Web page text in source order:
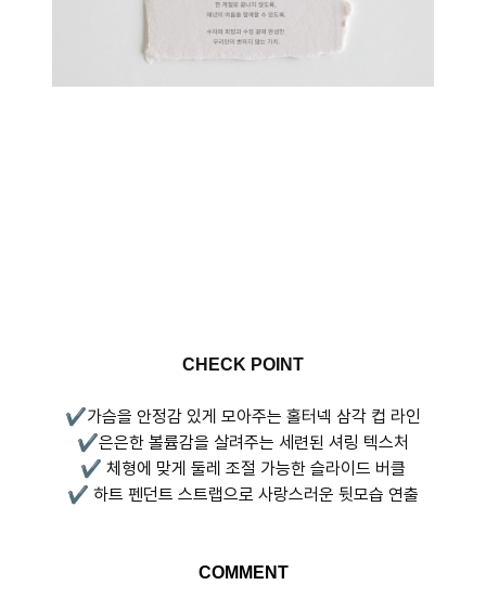
CHECK POINT
✔가슴을 안정감 있게 모아주는 홀터넥 삼각 컵 라인
✔은은한 볼륨감을 살려주는 세련된 셔링 텍스처
✔ 체형에 맞게 둘레 조절 가능한 슬라이드 버클
✔ 하트 펜던트 스트랩으로 사랑스러운 뒷모습 연출
COMMENT